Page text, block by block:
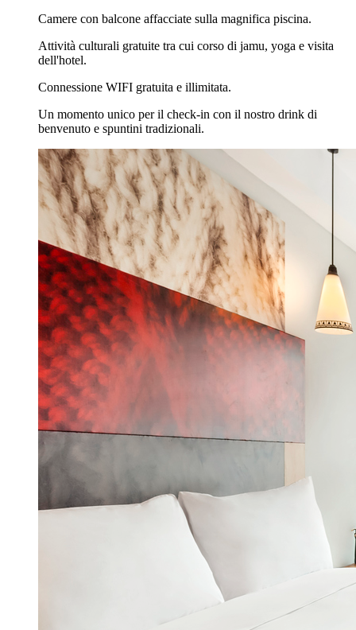
Camere con balcone affacciate sulla magnifica piscina.
Attività culturali gratuite tra cui corso di jamu, yoga e visita
dell'hotel.
Connessione WIFI gratuita e illimitata.
Un momento unico per il check-in con il nostro drink di
benvenuto e spuntini tradizionali.